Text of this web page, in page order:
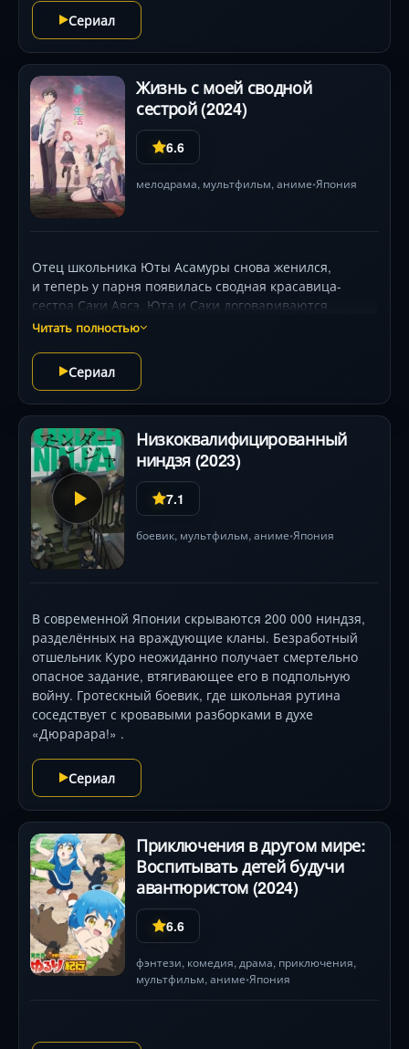
сталкиваются в эпическом противостоянии. В
условиях тотального дефицита оружия схватки
превращаются в изобретательные кровавые дуэли с
арматурой и арбалетами, а создание ИИ ставит
этические дилеммы: способна ли машина стать
спасителем? Анимация Production I.G смешивает
философский киберпанк с жёсткими боевыми
сценами, переосмысливая временные парадоксы
франшизы .
Сериал
Жизнь с моей сводной
сестрой (2024)
6.6
мелодрама, мультфильм, аниме•Япония
Отец школьника Юты Асамуры снова женился,
и теперь у парня появилась сводная красавица-
сестра Саки Аясэ. Юта и Саки договариваются,
что будут стараться не конфликтовать друг с другом,
Два разных по характеру человека учатся жить
под одной крышей, а их отношения постепенно
становятся более близкими.
Читать полностью
Сериал
Низкоквалифицированный
ниндзя (2023)
7.1
боевик, мультфильм, аниме•Япония
В современной Японии скрываются 200 000 ниндзя,
разделённых на враждующие кланы. Безработный
отшельник Куро неожиданно получает смертельно
опасное задание, втягивающее его в подпольную
войну. Гротескный боевик, где школьная рутина
соседствует с кровавыми разборками в духе
«Дюрарара!» .
Сериал
Приключения в другом мире:
Воспитывать детей будучи
авантюристом (2024)
6.6
фэнтези, комедия, драма, приключения,
мультфильм, аниме•Япония